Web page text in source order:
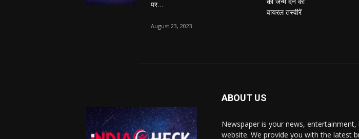
पर...
August 23, 2023
ABOUT US
Newspaper is your news, entertainment,
website. We provide you with the latest